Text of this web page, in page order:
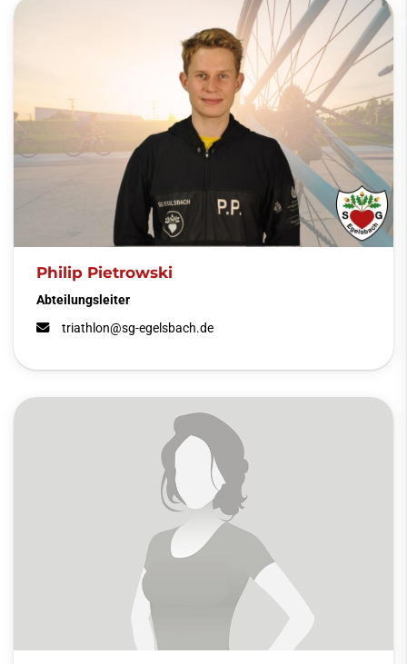
Philip Pietrowski
Abteilungsleiter
triathlon@sg-egelsbach.de